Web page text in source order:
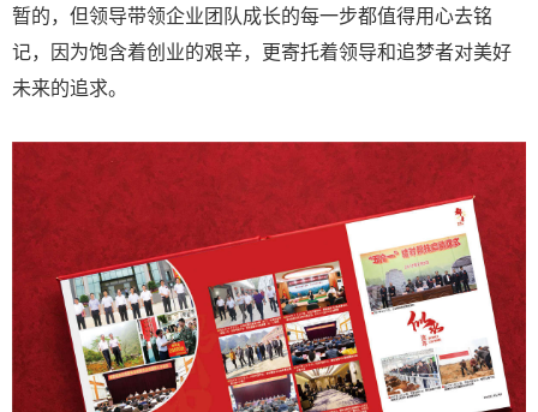
暂的，但领导带领企业团队成长的每一步都值得用心去铭
记，因为饱含着创业的艰辛，更寄托着领导和追梦者对美好
未来的追求。